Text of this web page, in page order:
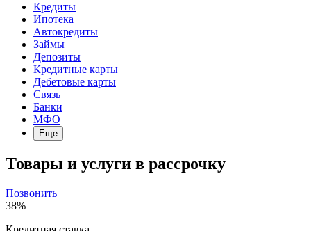
Кредиты
Ипотека
Автокредиты
Займы
Депозиты
Кредитные карты
Дебетовые карты
Связь
Банки
МФО
Еще
Товары и услуги в рассрочку
Позвонить
38%